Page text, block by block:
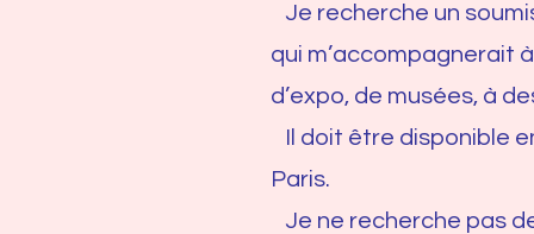
Je recherche un
qui m’accompagnerait
d’expo, de musées, à
Il doit être disponible
Paris.
Je ne recherche pas